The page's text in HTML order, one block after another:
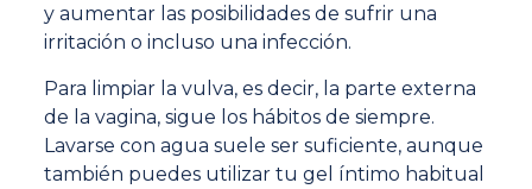
y aumentar las posibilidades de sufrir una
irritación o incluso una infección.
Para limpiar la vulva, es decir, la parte externa
de la vagina, sigue los hábitos de siempre.
Lavarse con agua suele ser suficiente, aunque
también puedes utilizar tu gel íntimo habitual